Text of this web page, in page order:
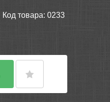
Код товара: 0233